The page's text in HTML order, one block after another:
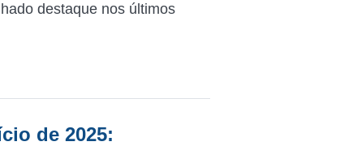
destaque nos últimos
de 2025: